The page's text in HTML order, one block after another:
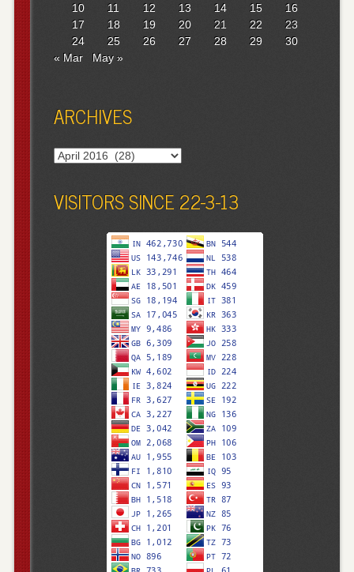
10
11 12 13 14 15
16
17
18 19 20 21 22
23
24
25 26 27 28 29
30
« Mar
May »
ARCHIVES
Archives
VISITORS SINCE 22-3-13